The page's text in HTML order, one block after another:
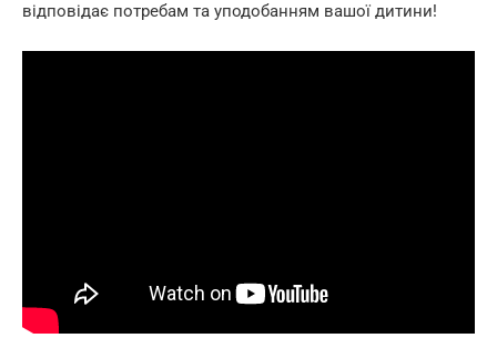
відповідає потребам та уподобанням вашої дитини!